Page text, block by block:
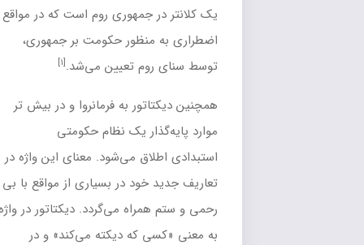
کلانتردرجمهوری روماست که در مواقع
اضطراری به منظور حکومت بر جمهوری،
سنای رومتعیین می‌شد.
همچنین دیکتاتور به فرمانروا و در بیش تر
موارد پایه‌گذار یکنظام حکومتی
استبدادیاطلاق می‌شود. معنای این واژه در
تعاریف جدید خود در بسیاری از مواقع با بی
رحمی و ستم همراه می‌گردد. دیکتاتور در واژه
به معنی «کسی که دیکته می‌کند» و در